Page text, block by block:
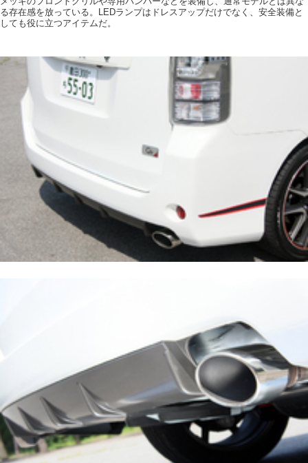
る存在感を放っている。LEDランプはドレスアップだけでなく、安全装備と
しても役に立つアイテムだ。